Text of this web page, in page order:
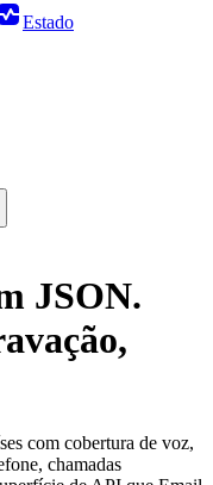
Estado
JSON.
com cobertura de voz,
chamadas